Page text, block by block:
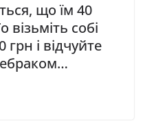
щo їм 40
собі
гpн і вiдчуйтe